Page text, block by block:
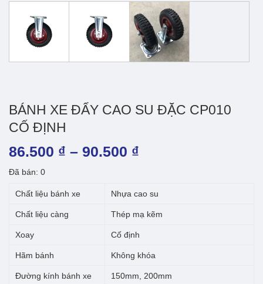
BÁNH XE ĐẨY CAO SU ĐẶC CP010
CỐ ĐỊNH
86.500 ₫ – 90.500 ₫
Đã bán: 0
Chất liệu bánh xe Nhựa cao su
Chất liệu càng Thép mạ kẽm
Xoay Cố định
Hãm bánh Không khóa
Đường kính bánh xe 150mm, 200mm